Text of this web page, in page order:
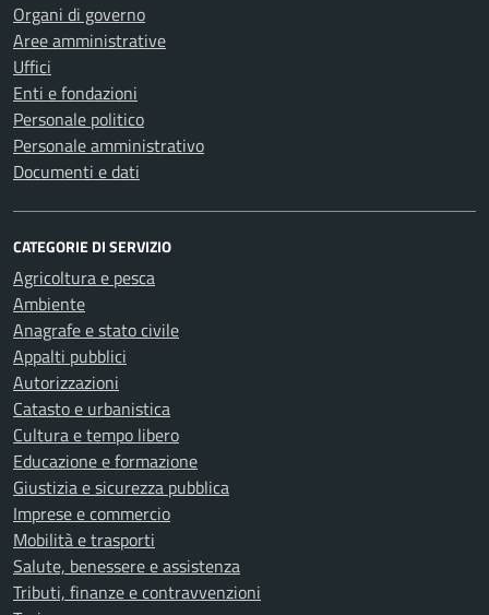
Organi di governo
Aree amministrative
Uffici
Enti e fondazioni
Personale politico
Personale amministrativo
Documenti e dati
CATEGORIE DI SERVIZIO
Agricoltura e pesca
Ambiente
Anagrafe e stato civile
Appalti pubblici
Autorizzazioni
Catasto e urbanistica
Cultura e tempo libero
Educazione e formazione
Giustizia e sicurezza pubblica
Imprese e commercio
Mobilità e trasporti
Salute, benessere e assistenza
Tributi, finanze e contravvenzioni